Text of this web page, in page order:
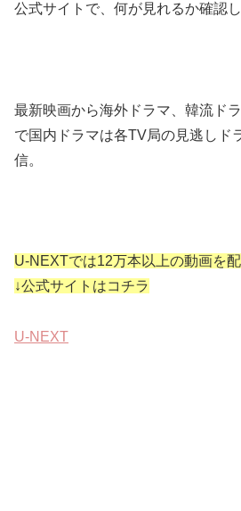
公式サイトで、何が見れるか確認
最新映画から海外ドラマ、韓流ド
で国内ドラマは各TV局の見逃しド
信。
U-NEXTでは12万本以上の動画を配
↓公式サイトはコチラ
U-NEXT